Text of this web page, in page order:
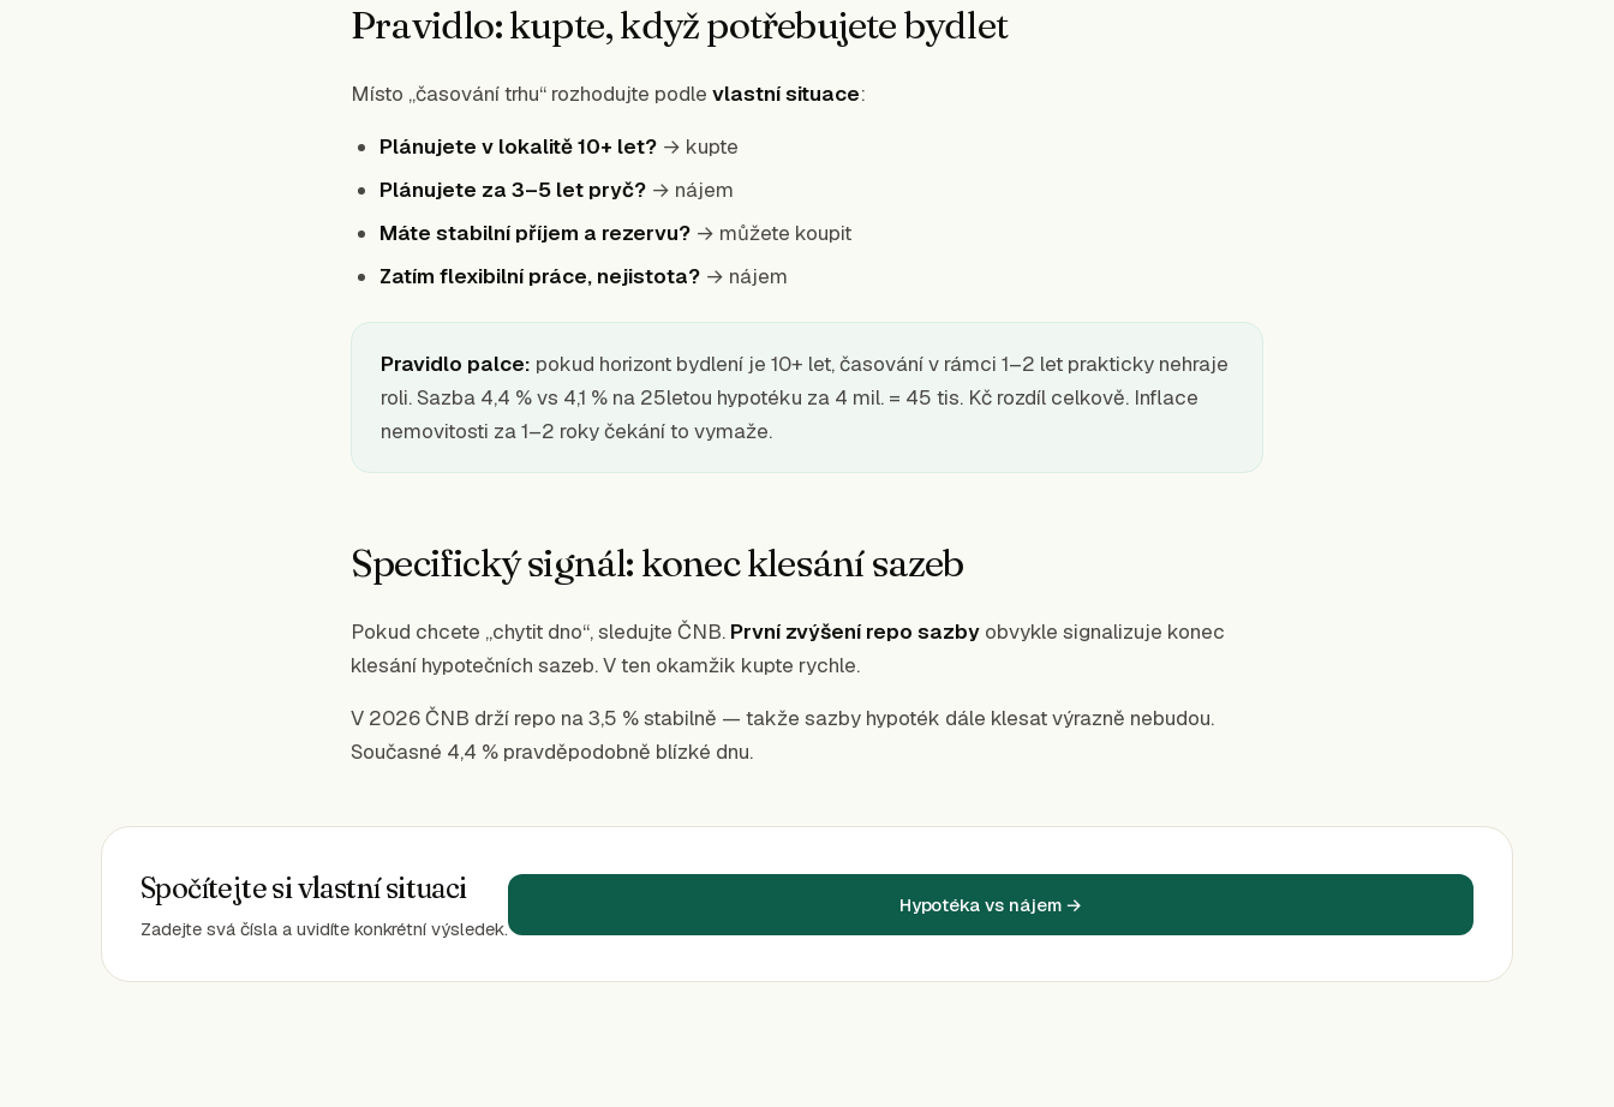
Pravidlo: kupte, když potřebujete bydlet
Místo „časování trhu“ rozhodujte podle vlastní situace:
Plánujete v lokalitě 10+ let?→ kupte
Plánujete za 3–5 let pryč?→ nájem
Máte stabilní příjem a rezervu?→ můžete koupit
Zatím flexibilní práce, nejistota?→ nájem
Pravidlo palce: pokud horizont bydlení je 10+ let, časování v rámci 1–2 let prakticky nehraje
roli. Sazba 4,4 % vs 4,1 % na 25letou hypotéku za 4 mil. = 45 tis. Kč rozdíl celkově. Inflace
nemovitosti za 1–2 roky čekání to vymaže.
Specifický signál: konec klesání sazeb
Pokud chcete „chytit dno“, sledujte ČNB. První zvýšení repo sazby obvykle signalizuje konec
klesání hypotečních sazeb. V ten okamžik kupte rychle.
V 2026 ČNB drží repo na 3,5 % stabilně — takže sazby hypoték dále klesat výrazně nebudou.
Současné 4,4 % pravděpodobně blízké dnu.
Spočítejte si vlastní situaci
Zadejte svá čísla a uvidíte konkrétní výsledek.
Hypotéka vs nájem →